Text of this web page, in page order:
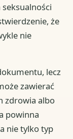
że
nie
lecz
zawierać
zdrowia albo
powinna
nie tylko typ